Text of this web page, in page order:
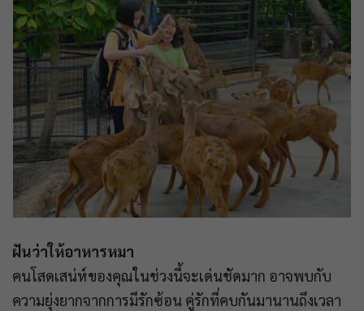
ฝันว่าให้อาหารหมา
คนโสดเสน่ห์ของคุณในช่วงนี้จะเด่นชัดมาก อาจพบกับ
ความยุ่งยากจากการมีรักซ้อน คู่รักที่คบกันมานานถึงเวลา